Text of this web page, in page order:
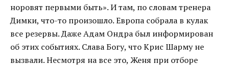
норовят первыми быть». И там, по словам тренера
Димки, что-то произошло. Европа собрала в кулак
все резервы. Даже Адам Ондра был информирован
об этих событиях. Слава Богу, что Крис Шарму не
вызвали. Несмотря на все это, Женя при отборе